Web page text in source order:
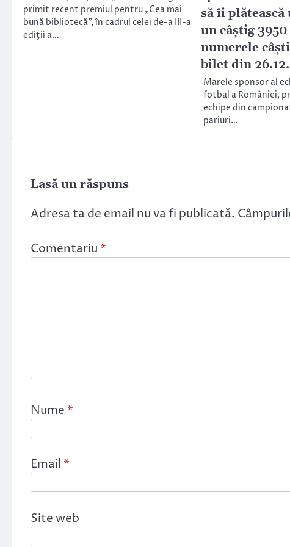
primit recent premiul pentru „Cea mai
bună bibliotecă”, în cadrul celei de-a III-a
ediţii a…
să îi
un câștig
numerele
bilet din
Marele sponsor al
fotbal a României,
echipe din
pariuri…
Lasă un răspuns
Adresa ta de email nu va fi publicată.
Comentariu *
Nume *
Email *
Site web